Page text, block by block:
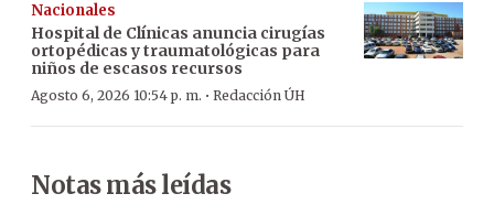
Nacionales
Hospital de Clínicas anuncia cirugías
ortopédicas y traumatológicas para
niños de escasos recursos
Agosto 6, 2026 10:54 p. m. · Redacción ÚH
Notas más leídas